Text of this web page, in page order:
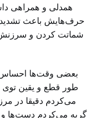
همدلی و همراهی
حرف‌هایش باعث تشدید
شماتت کردن و سرزنش
بعضی وقت‌ها احساس
طور قطع و یقین
می‌کردم دقیقا در
گریه می‌کردم دست‌ها و